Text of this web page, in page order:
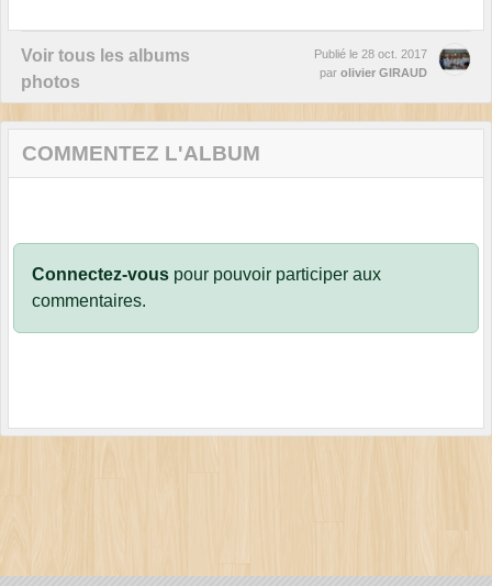
Voir tous les albums
photos
Publié le 28 oct. 2017
par olivier GIRAUD
COMMENTEZ L'ALBUM
Connectez-vous pour pouvoir participer aux
commentaires.